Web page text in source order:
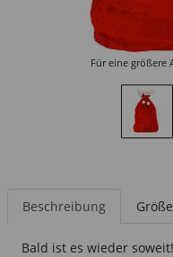
Für eine größere
Beschreibung
Bald ist es wieder